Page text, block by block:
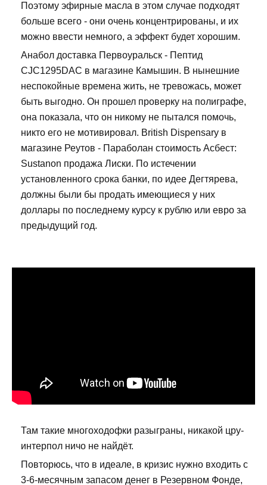
Поэтому эфирные масла в этом случае подходят
больше всего - они очень концентрированы, и их
можно ввести немного, а эффект будет хорошим.
Анабол доставка Первоуральск - Пептид
CJC1295DAC в магазине Камышин. В нынешние
неспокойные времена жить, не тревожась, может
быть выгодно. Он прошел проверку на полиграфе,
она показала, что он никому не пытался помочь,
никто его не мотивировал. British Dispensary в
магазине Реутов - Параболан стоимость Асбест:
Sustanon продажа Лиски. По истечении
установленного срока банки, по идее Дегтярева,
должны были бы продать имеющиеся у них
доллары по последнему курсу к рублю или евро за
предыдущий год.
Там такие многоходофки разыграны, никакой цру-
интерпол ничо не найдёт.
Повторюсь, что в идеале, в кризис нужно входить с
3-6-месячным запасом денег в Резервном Фонде,